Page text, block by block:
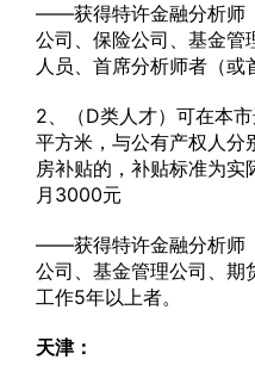
——获得特许金融分析师
公司、保险公司、基金管
人员、首席分析师者（或
2、（D类人才）可在本
平方米，与公有产权人分
房补贴的，补贴标准为
月3000元
——获得特许金融分析师
公司、基金管理公司、期
工作5年以上者。
天津：